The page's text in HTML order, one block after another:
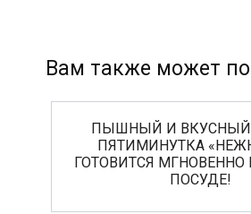
Вам также может
ПЫШНЫЙ И ВКУСНЫЙ
ПЯТИМИНУТКА
ГОТОВИТСЯ
ПОСУДЕ!